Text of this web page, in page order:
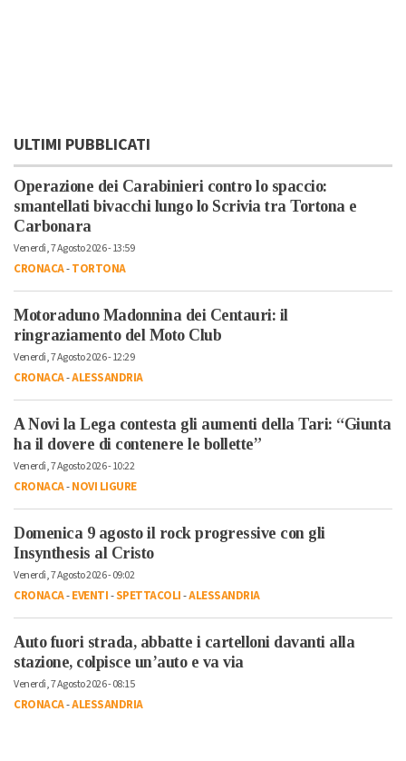
ULTIMI PUBBLICATI
Operazione dei Carabinieri contro lo spaccio:
smantellati bivacchi lungo lo Scrivia tra Tortona e
Carbonara
Venerdì, 7 Agosto 2026 - 13:59
CRONACA-TORTONA
Motoraduno Madonnina dei Centauri: il
ringraziamento del Moto Club
Venerdì, 7 Agosto 2026 - 12:29
CRONACA-ALESSANDRIA
A Novi la Lega contesta gli aumenti della Tari: “Giunta
ha il dovere di contenere le bollette”
Venerdì, 7 Agosto 2026 - 10:22
CRONACA-NOVI LIGURE
Domenica 9 agosto il rock progressive con gli
Insynthesis al Cristo
Venerdì, 7 Agosto 2026 - 09:02
CRONACA-EVENTI-SPETTACOLI-ALESSANDRIA
Auto fuori strada, abbatte i cartelloni davanti alla
stazione, colpisce un’auto e va via
Venerdì, 7 Agosto 2026 - 08:15
CRONACA-ALESSANDRIA